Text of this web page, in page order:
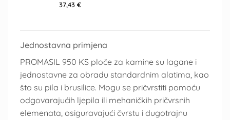
37,43€
Jednostavna primjena
PROMASIL 950 KS ploče za kamine su lagane i
jednostavne za obradu standardnim alatima, kao
što su pila i brusilice. Mogu se pričvrstiti pomoću
odgovarajućih ljepila ili mehaničkih pričvrsnih
elemenata, osiguravajući čvrstu i dugotrajnu